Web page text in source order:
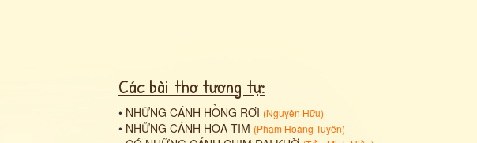
Các bài thơ tương tự:
• NHỮNG CÁNH HỒNG RƠI (Nguyên Hữu)
• NHỮNG CÁNH HOA TIM (Phạm Hoàng Tuyên)